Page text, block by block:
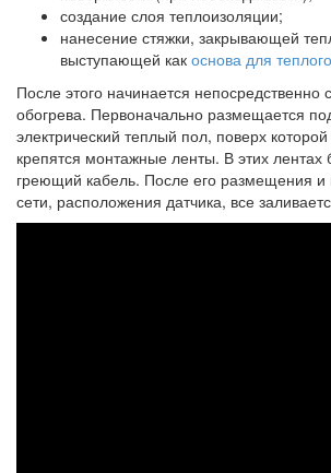
создание слоя теплоизоляции;
нанесение стяжки, закрывающей
выступающей как основа для
После этого начинается непосредственно
обогрева. Первоначально размещается
электрический теплый пол, поверх
крепятся монтажные ленты. В этих лентах
греющий кабель. После его размещения и
сети, расположения датчика, все